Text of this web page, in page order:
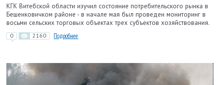
КГК Витебской области изучил состояние потребительского рынка в
Бешенковичком районе - в начале мая был проведен мониторинг в
восьми сельских торговых объектах трех субъектов хозяйствования.
0 2160 Подробнее